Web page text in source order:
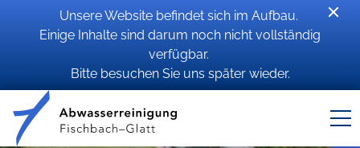
Unsere Website befindet sich im Aufbau.
Einige Inhalte sind darum noch nicht vollständig
verfügbar.
Bitte besuchen Sie uns später wieder.